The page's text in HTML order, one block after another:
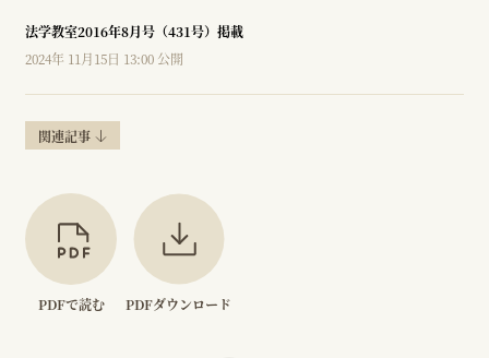
法学教室2016年8月号（431号）掲載
2024年 11月15日 13:00 公開
関連記事
PDFで読む PDFダウンロード